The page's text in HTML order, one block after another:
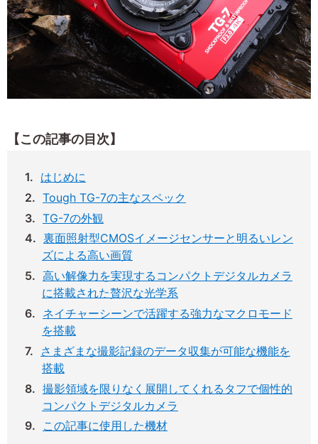
【この記事の目次】
はじめに
Tough TG-7の主なスペック
TG-7の外観
裏面照射型CMOSイメージセンサーと明るいレン
ズによる高い画質
高い解像力を実現するコンパクトデジタルカメラ
に搭載された贅沢な光学系
ネイチャーシーンで活躍する強力なマクロモード
を搭載
さまざまな撮影記録のデータ収集が可能な機能を
搭載
撮影領域を限りなく展開してくれるタフで個性的
コンパクトデジタルカメラ
この記事に使用した機材